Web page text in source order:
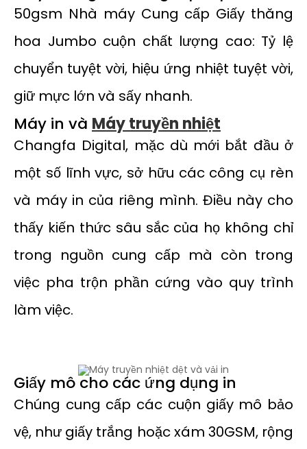
50gsm Nhà máy Cung cấp Giấy thăng
hoa Jumbo cuộn chất lượng cao: Tỷ lệ
chuyển tuyệt vời, hiệu ứng nhiệt tuyệt vời,
giữ mực lớn và sấy nhanh.
Máy in và Máy truyền nhiệt
Changfa Digital, mặc dù mới bắt đầu ở
một số lĩnh vực, sở hữu các công cụ rèn
và máy in của riêng mình. Điều này cho
thấy kiến thức sâu sắc của họ không chỉ
trong nguồn cung cấp mà còn trong
việc pha trộn phần cứng vào quy trình
làm việc.
Giấy mô cho các ứng dụng in
Chúng cung cấp các cuộn giấy mô bảo
vệ, như giấy trắng hoặc xám 30GSM, rộng